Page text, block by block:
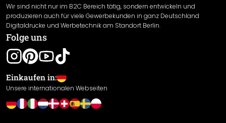
Widerrufsrecht
Datenschutzerklärung
Gewährleistung
Leistungserklärung / CE-Zeichen
Cookie Einstellungen
Wir sind nicht nur im B2C Bereich tätig, sondern entwickeln und
produzieren auch für viele Gewerbekunden in ganz Deutschland
Digitaldrucke und Werbetechnik am Standort Berlin.
Folge uns
Einkaufen in:
Unsere internationalen Webseiten